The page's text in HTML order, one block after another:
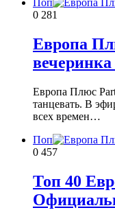
Поп
0 281
Европа
вечеринка
Европа Плюс
танцевать. В
всех времен…
Поп
0 457
Топ 40